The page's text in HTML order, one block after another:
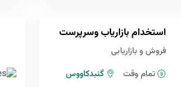
استخدام بازاریاب وسرپرست
فروش و بازاریابی
تمام وقت
گنبدکاووس